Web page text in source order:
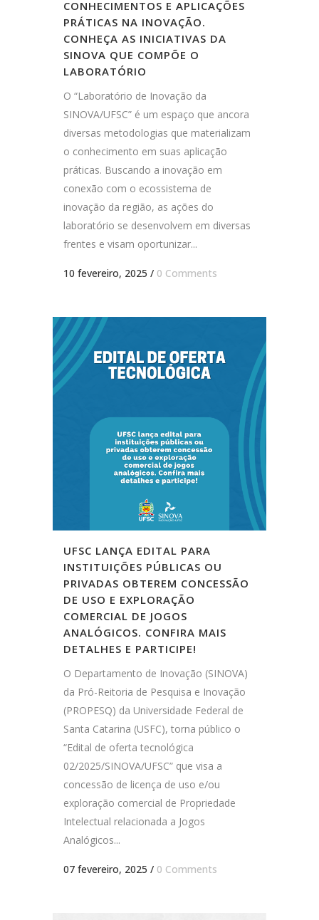
CONHECIMENTOS E APLICAÇÕES
PRÁTICAS NA INOVAÇÃO.
CONHEÇA AS INICIATIVAS DA
SINOVA QUE COMPÕE O
LABORATÓRIO
O “Laboratório de Inovação da
SINOVA/UFSC” é um espaço que ancora
diversas metodologias que materializam
o conhecimento em suas aplicação
práticas. Buscando a inovação em
conexão com o ecossistema de
inovação da região, as ações do
laboratório se desenvolvem em diversas
frentes e visam oportunizar...
10 fevereiro, 2025 / 0 Comments
UFSC LANÇA EDITAL PARA
INSTITUIÇÕES PÚBLICAS OU
PRIVADAS OBTEREM CONCESSÃO
DE USO E EXPLORAÇÃO
COMERCIAL DE JOGOS
ANALÓGICOS. CONFIRA MAIS
DETALHES E PARTICIPE!
O Departamento de Inovação (SINOVA)
da Pró-Reitoria de Pesquisa e Inovação
(PROPESQ) da Universidade Federal de
Santa Catarina (USFC), torna público o
“Edital de oferta tecnológica
02/2025/SINOVA/UFSC” que visa a
concessão de licença de uso e/ou
exploração comercial de Propriedade
Intelectual relacionada a Jogos
Analógicos...
07 fevereiro, 2025 / 0 Comments